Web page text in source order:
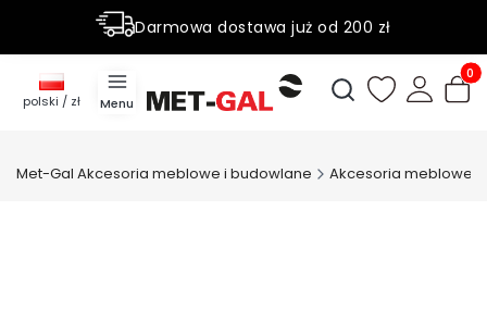
Darmowa dostawa już od 200 zł
Rabaty do 50% na wybrane produky
Menu
Otwórz
polski / zł
Met-Gal Akcesoria meblowe i budowlane Akcesoria meblowe